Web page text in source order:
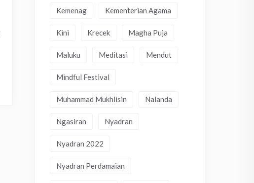
Kemenag Kementerian Agama
Kini Krecek Magha Puja
Maluku Meditasi Mendut
Mindful Festival
Muhammad Mukhlisin Nalanda
Ngasiran Nyadran
Nyadran 2022
Nyadran Perdamaian